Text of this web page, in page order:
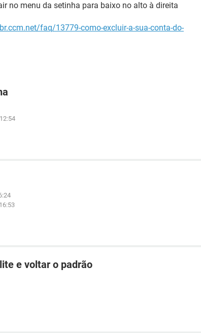
no menu da setinha para baixo no alto à direita
faq/13779-como-excluir-a-sua-conta-do-
e voltar o padrão